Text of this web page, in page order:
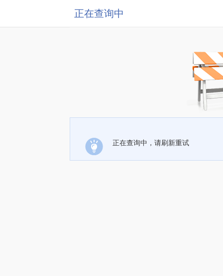
正在查询中
正在查询中，请刷新重试